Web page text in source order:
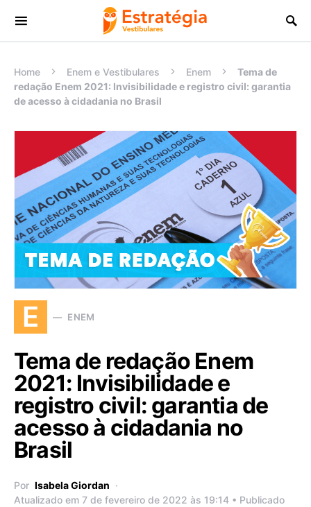
Procurar:
Home Enem e Vestibulares Enem
Tema de
redação Enem 2021: Invisibilidade e registro civil: garantia
de acesso à cidadania no Brasil
E ENEM
Tema de redação Enem
2021: Invisibilidade e
registro civil: garantia de
acesso à cidadania no
Brasil
Por Isabela Giordan
Atualizado em 7 de fevereiro de 2022 às 19:14 • Publicado